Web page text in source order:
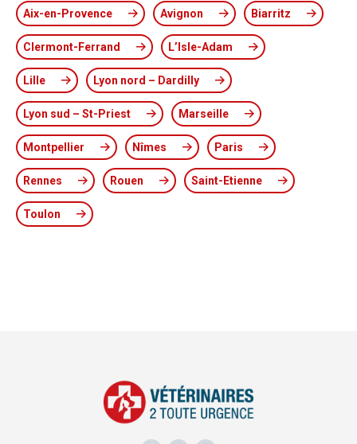
Aix-en-Provence Avignon Biarritz
Clermont-Ferrand L’Isle-Adam
Lille Lyon nord – Dardilly
Lyon sud – St-Priest Marseille
Montpellier Nîmes Paris
Rennes Rouen Saint-Etienne
Toulon